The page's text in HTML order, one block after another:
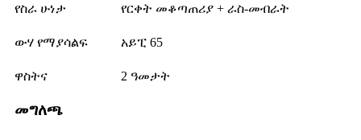
የስራ ሁነታ የርቀት መቆጣጠሪያ + ራስ-መብራት
ውሃ የማያሳልፍ አይፒ 65
ዋስትና 2 ዓመታት
መግለጫ